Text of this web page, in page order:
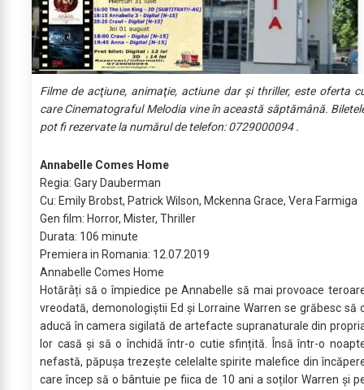
Filme de acţiune, animaţie, actiune dar şi thriller, este oferta
care Cinematograful Melodia vine în această săptămână.
pot fi rezervate la numărul de telefon: 0729000094 .
Annabelle Comes Home
Regia: Gary Dauberman
Cu: Emily Brobst, Patrick Wilson, Mckenna Grace, Vera Farmiga
Gen film: Horror, Mister, Thriller
Durata: 106 minute
Premiera in Romania: 12.07.2019
Annabelle Comes Home
Hotărâți să o împiedice pe Annabelle să mai provoace
vreodată, demonologiştii Ed și Lorraine Warren se grăbesc să
aducă în camera sigilată de artefacte supranaturale din
lor casă și să o închidă într-o cutie sfințită. Însă într-o
nefastă, păpușa trezește celelalte spirite malefice din
care încep să o bântuie pe fiica de 10 ani a soților Warren și